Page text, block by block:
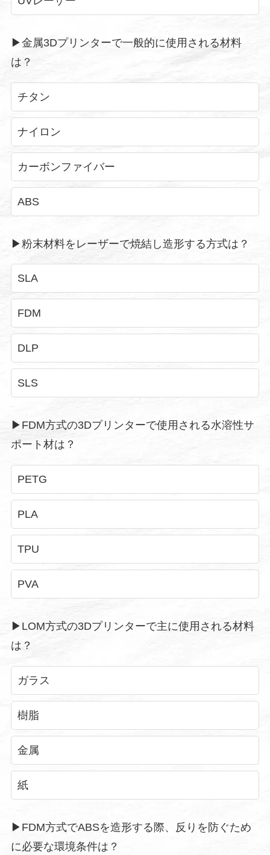
▶︎金属3Dプリンターで一般的に使用される材料
は？
チタン
ナイロン
カーボンファイバー
ABS
▶︎粉末材料をレーザーで焼結し造形する方式は？
SLA
FDM
DLP
SLS
▶︎FDM方式の3Dプリンターで使用される水溶性サ
ポート材は？
PETG
PLA
TPU
PVA
▶︎LOM方式の3Dプリンターで主に使用される材料
は？
ガラス
樹脂
金属
紙
▶︎FDM方式でABSを造形する際、反りを防ぐため
に必要な環境条件は？